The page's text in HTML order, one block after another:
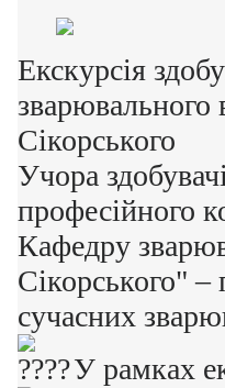
Екскурсія
Сікорського
Учора
професійного
Кафедру
Сікорського" –
сучасних
У рамках